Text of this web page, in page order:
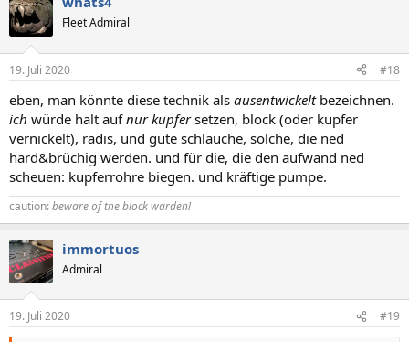
Fleet Admiral
19. Juli 2020 #18
eben, man könnte diese technik als ausentwickeltbezeichnen.
ich würde halt aufnur kupfersetzen, block (oder kupfer
vernickelt), radis, und gute schläuche, solche, die ned
hard&brüchig werden. und für die, die den aufwand ned
scheuen: kupferrohre biegen. und kräftige pumpe.
caution:beware of the block warden!
immortuos
Admiral
19. Juli 2020 #19